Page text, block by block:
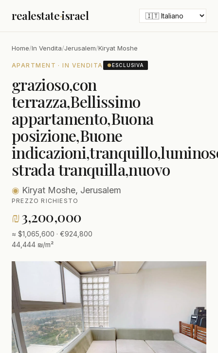
realestate·israel
Home/In Vendita/Jerusalem/Kiryat Moshe
APARTMENT · IN VENDITA ●ESCLUSIVA
grazioso,con
terrazza,Bellissimo
appartamento,Buona
posizione,Buone
strada tranquilla,nuovo
◉ Kiryat Moshe, Jerusalem
PREZZO RICHIESTO
₪3,200,000
≈ $1,065,600 · €924,800
44,444 ₪/m²